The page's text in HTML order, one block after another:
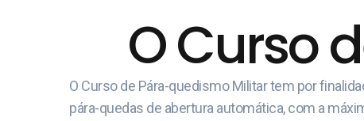
O Curso
O Curso de Pára-quedismo Militar tem por
pára-quedas de abertura automática, com a